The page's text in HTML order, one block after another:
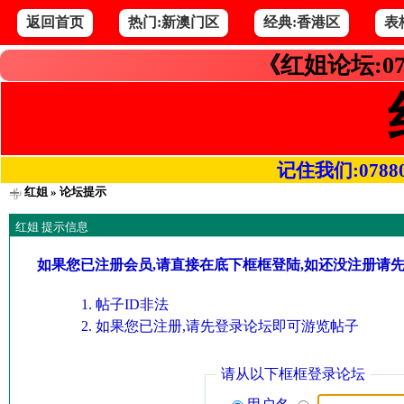
返回首页 热门:新澳门区 经典:香港区 表
《红姐论坛
记住我们
红姐» 论坛提示
红姐 提示信息
如果您已注册会员,请直接在底下框框登陆,如还没注册请
帖子ID非法
如果您已注册,请先登录论坛即可游览帖子
请从以下框框登录论坛